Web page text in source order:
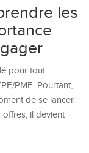
les
pour tout
PME. Pourtant,
de se lancer
il devient